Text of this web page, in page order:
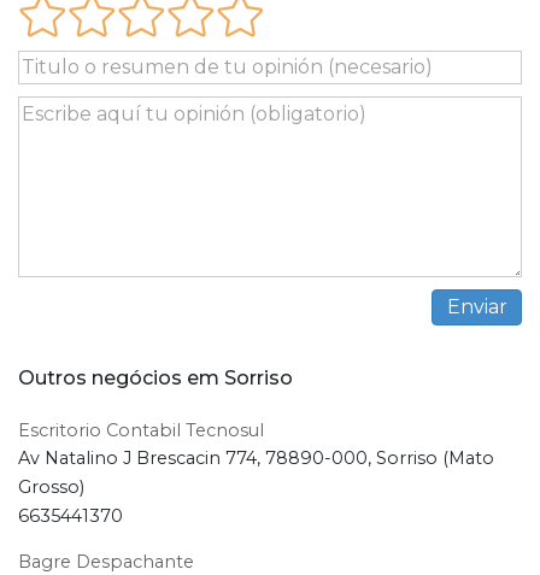
Outros negócios em Sorriso
Escritorio Contabil Tecnosul
Av Natalino J Brescacin 774, 78890-000, Sorriso (Mato
Grosso)
6635441370
Bagre Despachante